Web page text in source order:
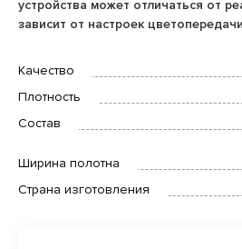
устройства может отличаться от
зависит от настроек
Качество
Плотность
Состав
Ширина полотна
Страна изготовления